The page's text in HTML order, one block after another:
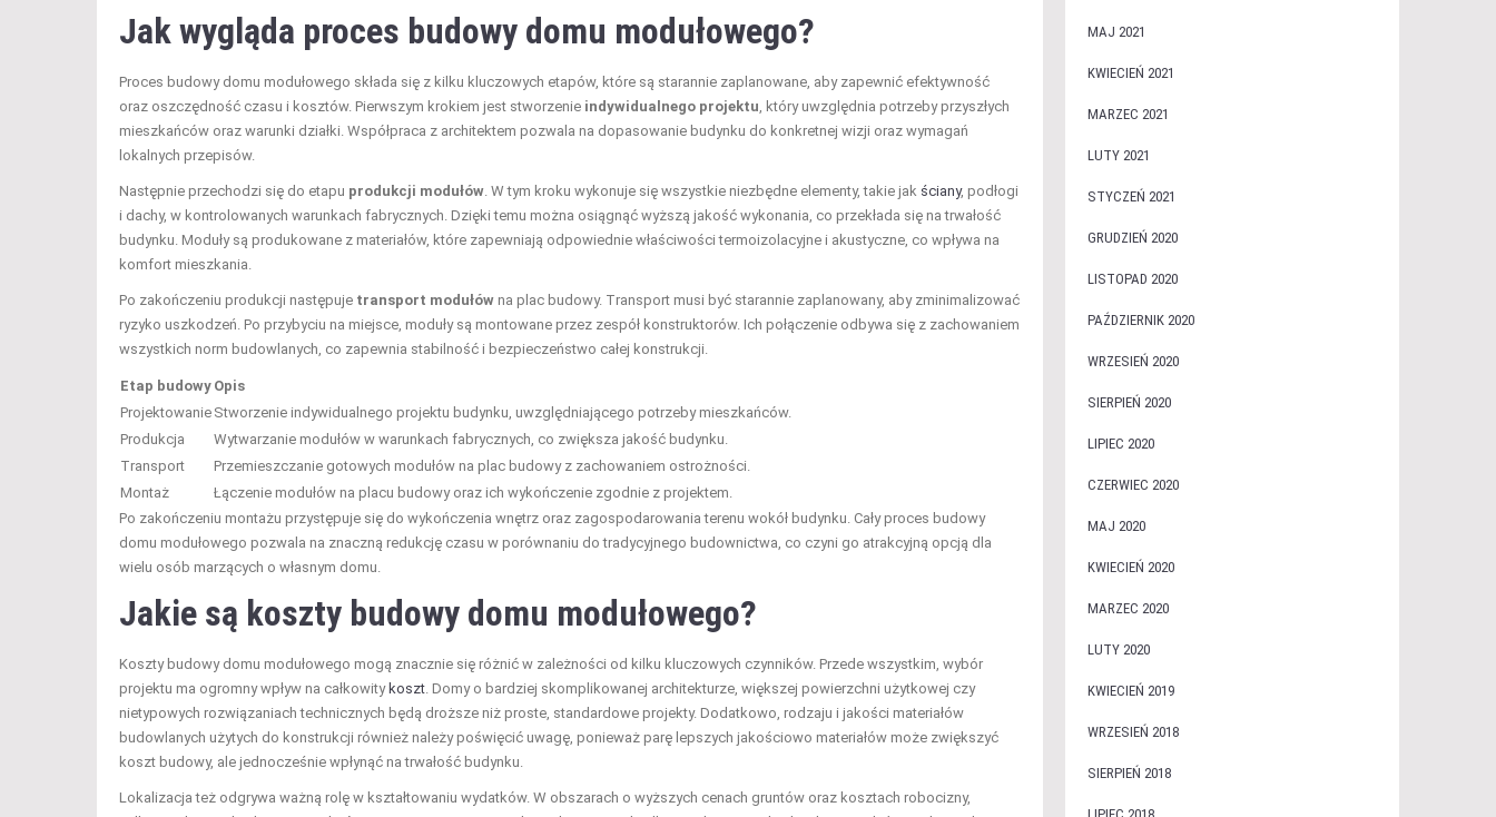
Jak wygląda proces budowy domu modułowego?
Proces budowy domu modułowego składa się z kilku kluczowych etapów, które są starannie zaplanowane, aby zapewnić efektywność
oraz oszczędność czasu i kosztów. Pierwszym krokiem jest stworzenie indywidualnego projektu , który uwzględnia potrzeby przyszłych
mieszkańców oraz warunki działki. Współpraca z architektem pozwala na dopasowanie budynku do konkretnej wizji oraz wymagań
lokalnych przepisów.
Następnie przechodzi się do etapu produkcji modułów . W tym kroku wykonuje się wszystkie niezbędne elementy, takie jak ściany, podłogi
i dachy, w kontrolowanych warunkach fabrycznych. Dzięki temu można osiągnąć wyższą jakość wykonania, co przekłada się na trwałość
budynku. Moduły są produkowane z materiałów, które zapewniają odpowiednie właściwości termoizolacyjne i akustyczne, co wpływa na
komfort mieszkania.
Po zakończeniu produkcji następuje transport modułów na plac budowy. Transport musi być starannie zaplanowany, aby zminimalizować
ryzyko uszkodzeń. Po przybyciu na miejsce, moduły są montowane przez zespół konstruktorów. Ich połączenie odbywa się z zachowaniem
wszystkich norm budowlanych, co zapewnia stabilność i bezpieczeństwo całej konstrukcji.
Etap budowy Opis
Projektowanie Stworzenie indywidualnego projektu budynku, uwzględniającego potrzeby mieszkańców.
Produkcja
Wytwarzanie modułów w warunkach fabrycznych, co zwiększa jakość budynku.
Transport
Przemieszczanie gotowych modułów na plac budowy z zachowaniem ostrożności.
Montaż
Łączenie modułów na placu budowy oraz ich wykończenie zgodnie z projektem.
Po zakończeniu montażu przystępuje się do wykończenia wnętrz oraz zagospodarowania terenu wokół budynku. Cały proces budowy
domu modułowego pozwala na znaczną redukcję czasu w porównaniu do tradycyjnego budownictwa, co czyni go atrakcyjną opcją dla
wielu osób marzących o własnym domu.
Jakie są koszty budowy domu modułowego?
Koszty budowy domu modułowego mogą znacznie się różnić w zależności od kilku kluczowych czynników. Przede wszystkim, wybór
projektu ma ogromny wpływ na całkowity koszt . Domy o bardziej skomplikowanej architekturze, większej powierzchni użytkowej czy
nietypowych rozwiązaniach technicznych będą droższe niż proste, standardowe projekty. Dodatkowo, rodzaju i jakości materiałów
budowlanych użytych do konstrukcji również należy poświęcić uwagę, ponieważ parę lepszych jakościowo materiałów może zwiększyć
koszt budowy, ale jednocześnie wpłynąć na trwałość budynku.
Lokalizacja też odgrywa ważną rolę w kształtowaniu wydatków. W obszarach o wyższych cenach gruntów oraz kosztach robocizny,
MAJ 2021
KWIECIEŃ 2021
MARZEC 2021
LUTY 2021
STYCZEŃ 2021
GRUDZIEŃ 2020
LISTOPAD 2020
PAŹDZIERNIK 2020
WRZESIEŃ 2020
SIERPIEŃ 2020
LIPIEC 2020
CZERWIEC 2020
MAJ 2020
KWIECIEŃ 2020
MARZEC 2020
LUTY 2020
KWIECIEŃ 2019
WRZESIEŃ 2018
SIERPIEŃ 2018